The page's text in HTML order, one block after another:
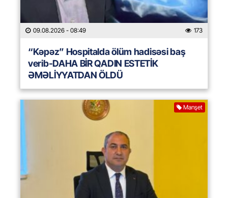
09.08.2026 - 08:49 173
“Kəpəz” Hospitalda ölüm hadisəsi baş
verib-DAHA BİR QADIN ESTETİK
ƏMƏLİYYATDAN ÖLDÜ
Manşet